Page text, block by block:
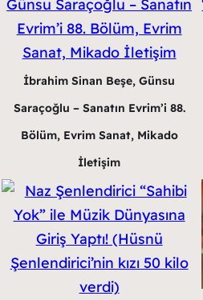
İbrahim Sinan Beşe, Günsu
Saraçoğlu – Sanatın Evrim’i 88.
Bölüm, Evrim Sanat, Mikado
İletişim